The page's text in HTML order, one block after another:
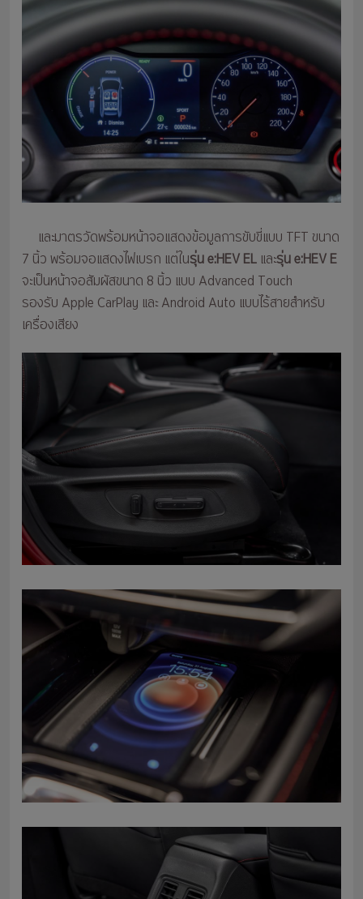
และมาตรวัดพร้อมหน้าจอแสดงข้อมูลการขับขี่แบบ TFT ขนาด
7 นิ้ว พร้อมจอแสดงไฟเบรก แต่ในรุ่น e:HEV EL และรุ่น e:HEV E
จะเป็นหน้าจอสัมผัสขนาด 8 นิ้ว แบบ Advanced Touch
รองรับ Apple CarPlay และ Android Auto แบบไร้สายสำหรับ
เครื่องเสียง